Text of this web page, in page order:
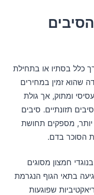
כלל בסתיו או בתחילת
שהוא זמין במחירים
ומתוק, אך גולת
תזונתיים. סיבים
יותר, מספקים תחושת
הסוכר בדם.
חמצון מסוגים
בתאי הגוף הנגרמת
שפוגעות